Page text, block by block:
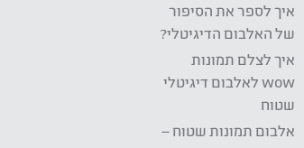
איך לספר את הסיפור
של האלבום הדיגיטלי?
איך לצלם תמונות
wow לאלבום דיגיטלי
שטוח
אלבום תמונות שטוח –